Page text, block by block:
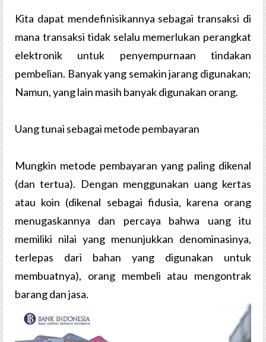
Kita dapat mendefinisikannya sebagai transaksi di
mana transaksi tidak selalu memerlukan perangkat
elektronik untuk penyempurnaan tindakan
pembelian. Banyak yang semakin jarang digunakan;
Namun, yang lain masih banyak digunakan orang.
Uang tunai sebagai metode pembayaran
Mungkin metode pembayaran yang paling dikenal
(dan tertua). Dengan menggunakan uang kertas
atau koin (dikenal sebagai fidusia, karena orang
menugaskannya dan percaya bahwa uang itu
memiliki nilai yang menunjukkan denominasinya,
terlepas dari bahan yang digunakan untuk
membuatnya), orang membeli atau mengontrak
barang dan jasa.